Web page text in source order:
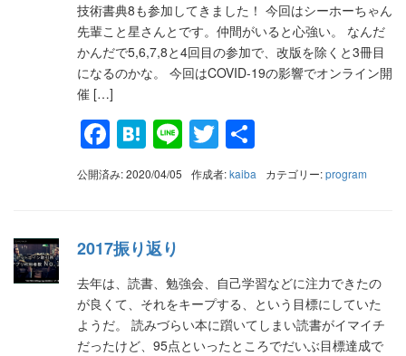
技術書典8も参加してきました！ 今回はシーホーちゃん
先輩こと星さんとです。仲間がいると心強い。 なんだ
かんだで5,6,7,8と4回目の参加で、改版を除くと3冊目
になるのかな。 今回はCOVID-19の影響でオンライン開
催 […]
Facebook
Hatena
LineTwitter
有
公開済み: 2020/04/05 作成者:kaiba カテゴリー:program
2017振り返り
去年は、読書、勉強会、自己学習などに注力できたの
が良くて、それをキープする、という目標にしていた
ようだ。 読みづらい本に躓いてしまい読書がイマイチ
だったけど、95点といったところでだいぶ目標達成で